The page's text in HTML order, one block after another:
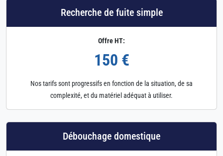
Recherche de fuite simple
Offre HT:
150 €
Nos tarifs sont progressifs en fonction de la situation, de sa
complexité, et du matériel adéquat à utiliser.
Débouchage domestique